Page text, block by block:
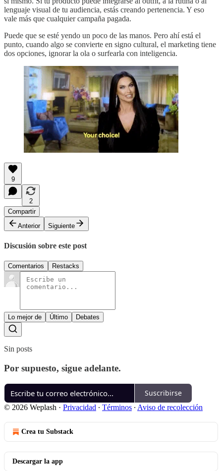
lenguaje visual de tu audiencia, estás creando pertenencia. Y eso
vale más que cualquier campaña pagada.
Puede que se esté yendo un poco de las manos. Pero ahí está el
punto, cuando algo se convierte en signo cultural, el marketing tiene
dos opciones, ignorar la ola o surfearla con inteligencia.
9
2
Compartir
Anterior
Siguiente
Discusión sobre este post
Comentarios Restacks
Lo mejor de Último Debates
Sin posts
Por supuesto, sigue adelante.
Suscribirse
© 2026 Weplash · Privacidad ∙ Términos ∙ Aviso de recolección
Crea tu Substack
Descargar la app